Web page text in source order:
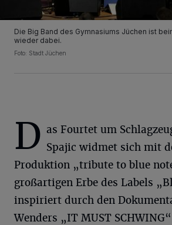
Die Big Band des Gymnasiums Jüchen ist
wieder dabei.
Foto: Stadt Jüchen
D as Fourtet um
Spajic widmet sich mit
Produktion „tribute to blue
großartigen Erbe des Labels
inspiriert durch den
Wenders „IT MUST